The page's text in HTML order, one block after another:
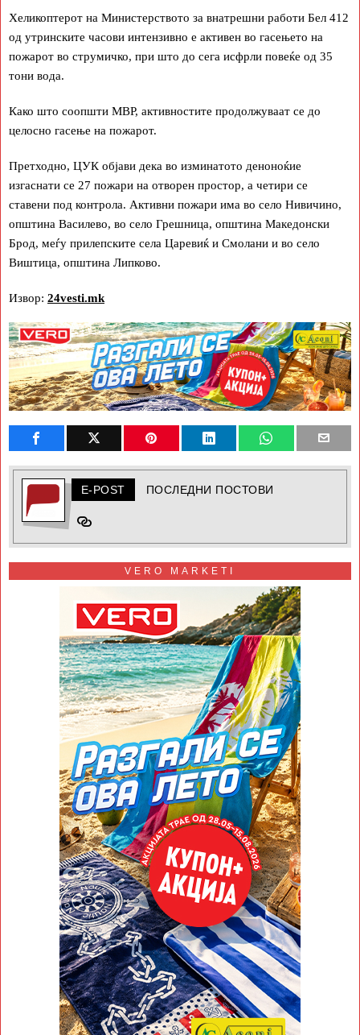
Хеликоптерот на Министерството за внатрешни работи Бел 412
од утринските часови интензивно е активен во гасењето на
пожарот во струмичко, при што до сега исфрли повеќе од 35
тони вода.
Како што соопшти МВР, активностите продолжуваат се до
целосно гасење на пожарот.
Претходно, ЦУК објави дека во изминатото деноноќие
изгаснати се 27 пожари на отворен простор, а четири се
ставени под контрола. Активни пожари има во село Нивичино,
општина Василево, во село Грешница, општина Македонски
Брод, меѓу прилепските села Царевиќ и Смолани и во село
Виштица, општина Липково.
Извор: 24vesti.mk
E-POST ПОСЛЕДНИ ПОСТОВИ
VERO MARKETI